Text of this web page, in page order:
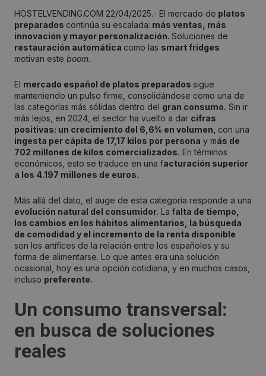
HOSTELVENDING.COM 22/04/2025.- El mercado de platos
preparados continúa su escalada: más ventas, más
innovación y mayor personalización. Soluciones de
restauración automática como las smart fridges
motivan este boom.
El mercado español de platos preparados sigue
manteniendo un pulso firme, consolidándose como una de
las categorías más sólidas dentro del gran consumo. Sin ir
más lejos, en 2024, el sector ha vuelto a dar cifras
positivas: un crecimiento del 6,6% en volumen, con una
ingesta per cápita de 17,17 kilos por persona y más de
702 millones de kilos comercializados. En términos
económicos, esto se traduce en una facturación superior
a los 4.197 millones de euros.
Más allá del dato, el auge de esta categoría responde a una
evolución natural del consumidor. La falta de tiempo,
los cambios en los hábitos alimentarios, la búsqueda
de comodidad y el incremento de la renta disponible
son los artífices de la relación entre los españoles y su
forma de alimentarse. Lo que antes era una solución
ocasional, hoy es una opción cotidiana, y en muchos casos,
incluso preferente.
Un consumo transversal:
en busca de soluciones
reales